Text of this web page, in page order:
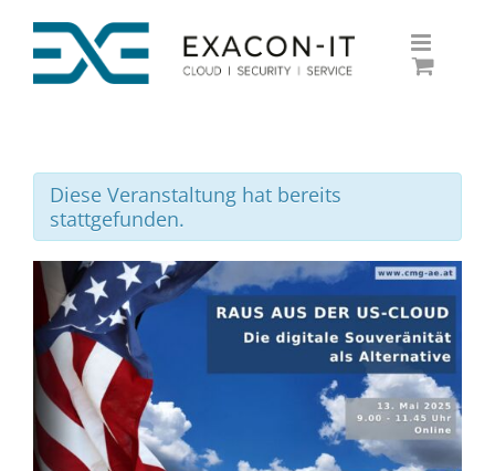
content
Diese Veranstaltung hat bereits
stattgefunden.